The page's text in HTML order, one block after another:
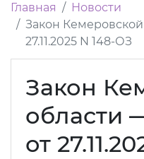
Главная
Новости
Закон
27.11.2025 N 148-ОЗ
Закон
области
от